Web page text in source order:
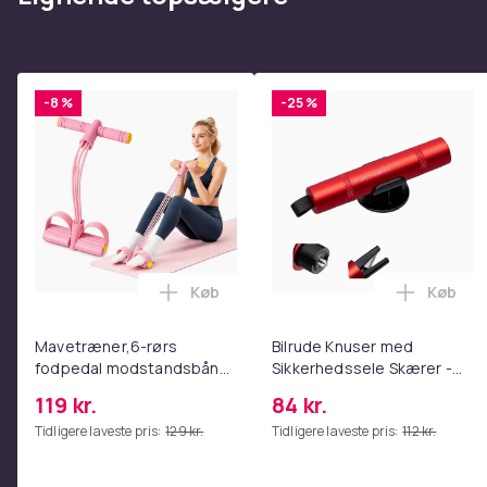
Vægt, gram
Produktsikkerhedsinformation
-8 %
Mavetræner,6-rørs
fodpedal modstandsbånd
yoga og
hjemmetræningscenter
119 kr.
Tidligere laveste pris: 129 kr.
Læg Mavetræner,6-rørs fodpedal
Køb
-25 %
Bilrude Knuser med
Sikkerhedssele Skærer -
Kompatibel med Alle
Bilmodeller Red
84 kr.
Tidligere laveste pris: 112 kr.
Læg
Køb